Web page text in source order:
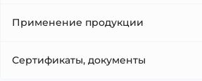
Применение продукции
Сертификаты, документы